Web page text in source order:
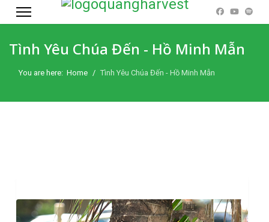
Tình Yêu Chúa Đến - Hồ Minh Mẫn
You are here: Home Tình Yêu Chúa Đến - Hồ Minh Mẫn